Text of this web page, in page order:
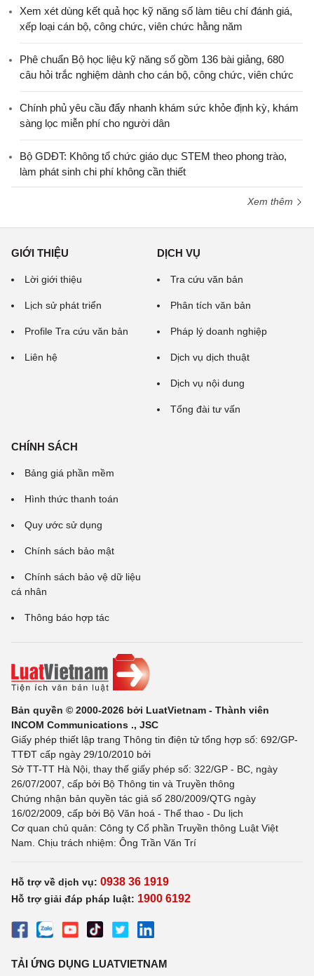
Xem xét dùng kết quả học kỹ năng số làm tiêu chí đánh giá,
xếp loại cán bộ, công chức, viên chức hằng năm
Phê chuẩn Bộ học liệu kỹ năng số gồm 136 bài giảng, 680
câu hỏi trắc nghiệm dành cho cán bộ, công chức, viên chức
Chính phủ yêu cầu đẩy nhanh khám sức khỏe định kỳ, khám
sàng lọc miễn phí cho người dân
Bộ GDĐT: Không tổ chức giáo dục STEM theo phong trào,
làm phát sinh chi phí không cần thiết
Xem thêm
GIỚI THIỆU
Lời giới thiệu
Lịch sử phát triển
Profile Tra cứu văn bản
Liên hệ
DỊCH VỤ
Tra cứu văn bản
Phân tích văn bản
Pháp lý doanh nghiệp
Dịch vụ dịch thuật
Dịch vụ nội dung
Tổng đài tư vấn
CHÍNH SÁCH
Bảng giá phần mềm
Hình thức thanh toán
Quy ước sử dụng
Chính sách bảo mật
Chính sách bảo vệ dữ liệu
cá nhân
Thông báo hợp tác
Bản quyền © 2000-2026 bởi LuatVietnam - Thành viên
INCOM Communications ., JSC
Giấy phép thiết lập trang Thông tin điện tử tổng hợp số: 692/GP-
TTĐT cấp ngày 29/10/2010 bởi
Sở TT-TT Hà Nội, thay thế giấy phép số: 322/GP - BC, ngày
26/07/2007, cấp bởi Bộ Thông tin và Truyền thông
Chứng nhận bản quyền tác giả số 280/2009/QTG ngày
16/02/2009, cấp bởi Bộ Văn hoá - Thể thao - Du lịch
Cơ quan chủ quản: Công ty Cổ phần Truyền thông Luật Việt
Nam. Chịu trách nhiệm: Ông Trần Văn Trí
Hỗ trợ về dịch vụ: 0938 36 1919
Hỗ trợ giải đáp pháp luật: 1900 6192
TẢI ỨNG DỤNG LUATVIETNAM